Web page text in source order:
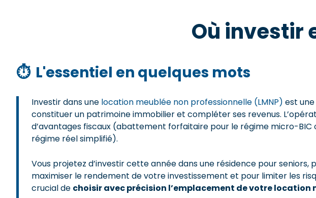
Où investir
⏱ L'essentiel en quelques mots
Investir dans une location meublée non professionnelle (LMNP) est
constituer un patrimoine immobilier et compléter ses revenus.
d’avantages fiscaux (abattement forfaitaire pour le régime micro-BIC
régime réel simplifié).
Vous projetez d’investir cette année dans une résidence pour seniors,
maximiser le rendement de votre investissement et pour limiter les
crucial de choisir avec précision l’emplacement de votre location